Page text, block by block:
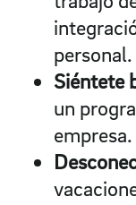
personal.
Siéntete
un
empresa.